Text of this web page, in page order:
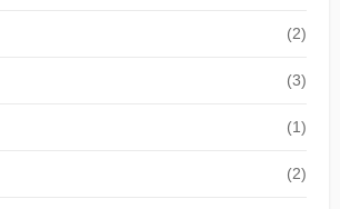
(2)
(3)
(1)
(2)